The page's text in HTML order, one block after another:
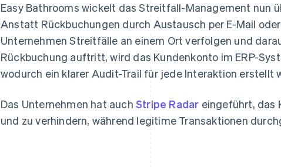
Easy Bathrooms wickelt das Streitfall-Management nun
Anstatt Rückbuchungen durch Austausch per E-Mail
Unternehmen Streitfälle an einem Ort verfolgen und
Rückbuchung auftritt, wird das Kundenkonto im ERP-
wodurch ein klarer Audit-Trail für jede Interaktion erstellt
Das Unternehmen hat auch Stripe Radar eingeführt, das
und zu verhindern, während legitime Transaktionen